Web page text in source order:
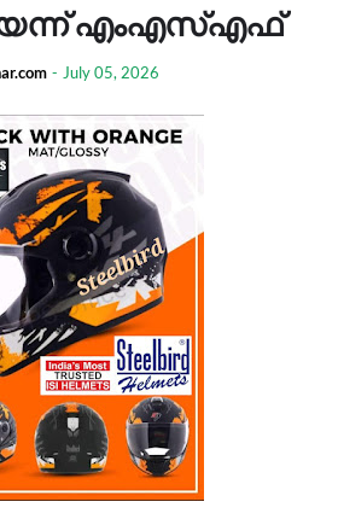
എംഎസ്എഫ്
- July 05, 2026